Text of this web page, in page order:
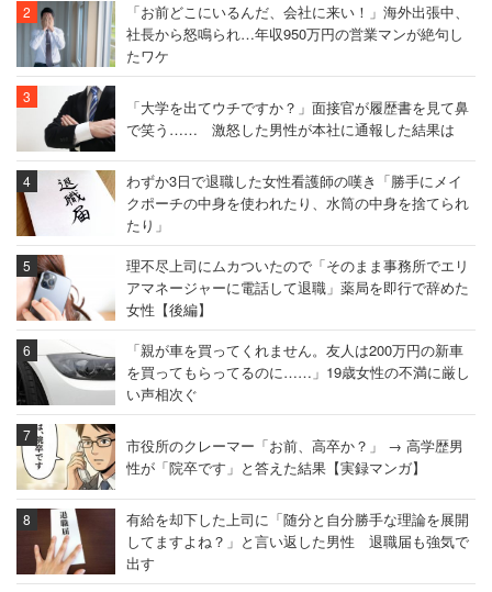
「お前どこにいるんだ、会社に来い！」海外出張中、
社長から怒鳴られ…年収950万円の営業マンが絶句し
たワケ
「大学を出てウチですか？」面接官が履歴書を見て鼻
で笑う…… 激怒した男性が本社に通報した結果は
わずか3日で退職した女性看護師の嘆き「勝手にメイ
クポーチの中身を使われたり、水筒の中身を捨てられ
たり」
理不尽上司にムカついたので「そのまま事務所でエリ
アマネージャーに電話して退職」薬局を即行で辞めた
女性【後編】
「親が車を買ってくれません。友人は200万円の新車
を買ってもらってるのに……」19歳女性の不満に厳し
い声相次ぐ
市役所のクレーマー「お前、高卒か？」 → 高学歴男
性が「院卒です」と答えた結果【実録マンガ】
有給を却下した上司に「随分と自分勝手な理論を展開
してますよね？」と言い返した男性 退職届も強気で
出す